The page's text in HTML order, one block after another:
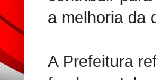
a melhoria da
A Prefeitura